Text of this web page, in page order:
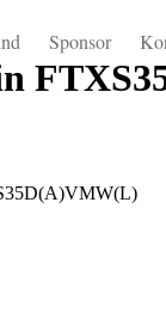
Sponsor